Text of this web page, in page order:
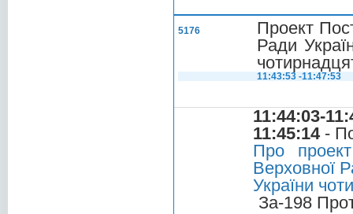
5176
Проект
Ради
11:43:53 -11:47:53
11:44:03-
11:45:14-
Про
Верховної
України
За-198